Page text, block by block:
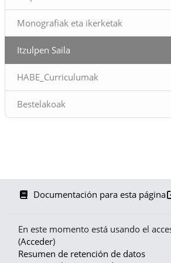
Monografiak eta ikerketak
Itzulpen Saila
HABE_Curriculumak
Bestelakoak
Documentación para esta página
En este momento está usando el
(Acceder)
Resumen de retención de datos